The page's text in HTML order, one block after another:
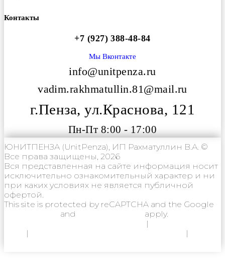
Контакты
+7 (927) 388-48-84
Мы Вконтакте
info@unitpenza.ru
vadim.rakhmatullin.81@mail.ru
г.Пенза, ул.Краснова, 121
Пн-Пт 8:00 - 17:00
ЮНИТПЕНЗА (UnitPenza), ИП Рахматуллин В.А. ©
Все права защищены, 2026
Вся представленная на сайте информация носит
исключительно ознакомительный характер и ни
при каких условиях не является публичной
офертой.
This site is protected by reCAPTCHA and the Google
and
apply.
|
|
|